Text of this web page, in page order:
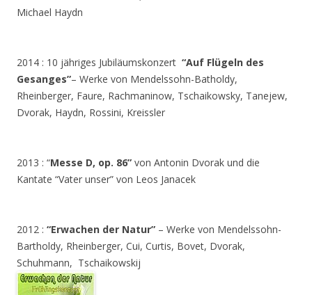
Michael Haydn
2014 : 10 jähriges Jubiläumskonzert “Auf Flügeln des
Gesanges”– Werke von Mendelssohn-Batholdy,
Rheinberger, Faure, Rachmaninow, Tschaikowsky, Tanejew,
Dvorak, Haydn, Rossini, Kreissler
2013 : “Messe D, op. 86” von Antonin Dvorak und die
Kantate “Vater unser” von Leos Janacek
2012 : “Erwachen der Natur” – Werke von Mendelssohn-
Bartholdy, Rheinberger, Cui, Curtis, Bovet, Dvorak,
Schuhmann, Tschaikowskij